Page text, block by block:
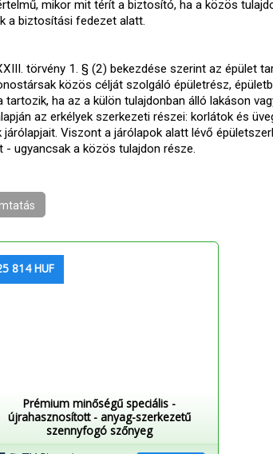
mikor mit térít a biztosító, ha a közös
a biztosítási fedezet alatt.
törvény 1. § (2) bekezdése szerint az épület
közös célját szolgáló épületrész,
ha az a külön tulajdonban álló lakáson
az erkélyek szerkezeti részei: korlátok és
járólapjait. Viszont a járólapok alatt lévő
ugyancsak a közös tulajdon része.
814 HUF
Prémium minőségű speciális -
újrahasznosított - anyag-szerkezetű
szennyfogó szőnyeg